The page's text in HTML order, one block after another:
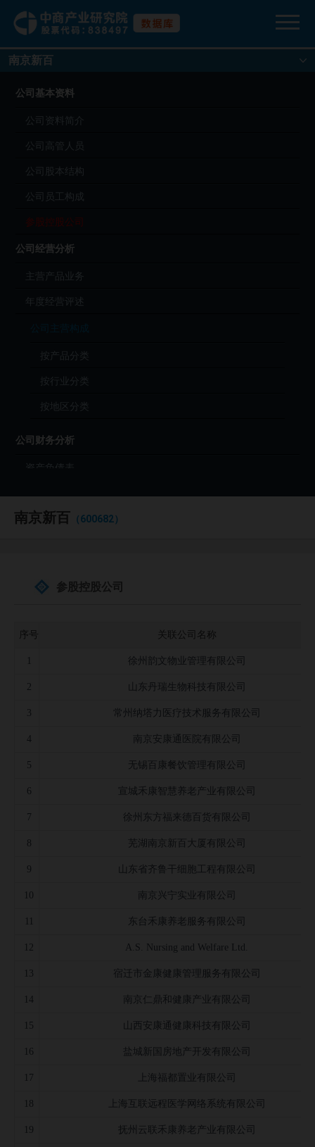
南京新百
公司基本资料
公司资料简介
公司高管人员
公司股本结构
公司员工构成
参股控股公司
公司经营分析
主营产品业务
年度经营评述
公司主营构成
按产品分类
按行业分类
按地区分类
公司财务分析
资产负债表
现金流量表
财报原始文件（PDF）
南京新百 （600682）
参股控股公司
序号 关联公司名称
徐州韵文物业管理有限公司
2 山东丹瑞生物科技有限公司
3 常州纳塔力医疗技术服务有限公司
4 南京安康通医院有限公司
5 无锡百康餐饮管理有限公司
6 宣城禾康智慧养老产业有限公司
7 徐州东方福来德百货有限公司
8 芜湖南京新百大厦有限公司
9 山东省齐鲁干细胞工程有限公司
10 南京兴宁实业有限公司
东台禾康养老服务有限公司
12 A.S. Nursing and Welfare Ltd.
13 宿迁市金康健康管理服务有限公司
14 南京仁鼎和健康产业有限公司
15 山西安康通健康科技有限公司
16 盐城新国房地产开发有限公司
17 上海福都置业有限公司
18 上海互联远程医学网络系统有限公司
19 抚州云联禾康养老产业有限公司